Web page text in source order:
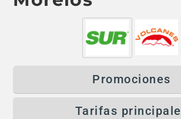
Promociones
Tarifas